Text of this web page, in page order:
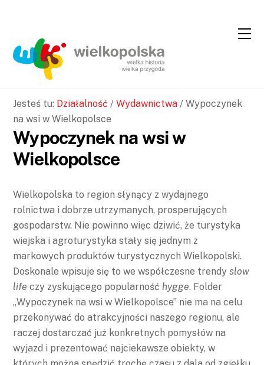
Content
navigation
Jesteś tu: Działalność /Wydawnictwa /Wypoczynek
na wsi w Wielkopolsce
Wypoczynek na wsi w
Wielkopolsce
Wielkopolska to region słynący z wydajnego
rolnictwa i dobrze utrzymanych, prosperujących
gospodarstw. Nie powinno więc dziwić, że turystyka
wiejska i agroturystyka stały się jednym z
markowych produktów turystycznych Wielkopolski.
Doskonale wpisuje się to we współczesne trendyslow
life czy zyskującego popularnośćhygge. Folder
„Wypoczynek na wsi w Wielkopolsce” nie ma na celu
przekonywać do atrakcyjności naszego regionu, ale
raczej dostarczać już konkretnych pomysłów na
wyjazd i prezentować najciekawsze obiekty, w